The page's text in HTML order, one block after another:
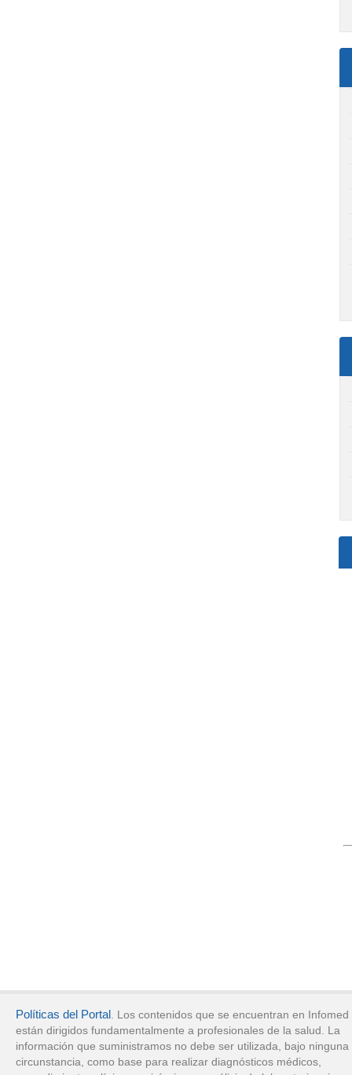
Políticas del Portal. Los contenidos que se encuentran en Infomed
están dirigidos fundamentalmente a profesionales de la salud. La
información que suministramos no debe ser utilizada, bajo ninguna
circunstancia, como base para realizar diagnósticos médicos,